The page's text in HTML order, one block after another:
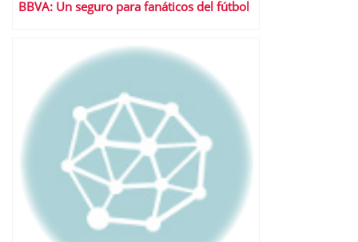
BBVA: Un seguro para fanáticos del fútbol